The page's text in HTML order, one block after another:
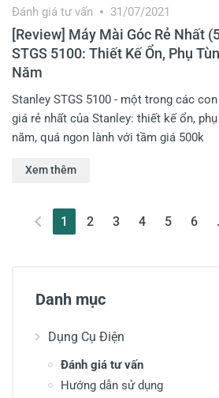
Đánh giá tư vấn
[Review] Máy Mài Góc Rẻ Nhất
STGS 5100: Thiết Kế Ổn, Phụ
Năm
31/07/2021
Stanley STGS 5100 - một trong các
giá rẻ nhất của Stanley: thiết kế ổn,
năm, quá ngon lành với tầm giá 500k
Xem thêm
1 (current)
2 3 4 5 6
Danh mục
Dụng Cụ Điện
Đánh giá tư vấn
Hướng dẫn sử dụng